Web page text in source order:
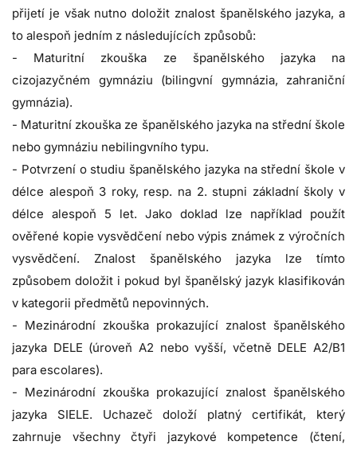
přijetí je však nutno doložit znalost španělského jazyka, a
to alespoň jedním z následujících způsobů:
- Maturitní zkouška ze španělského jazyka na
cizojazyčném gymnáziu (bilingvní gymnázia, zahraniční
gymnázia).
- Maturitní zkouška ze španělského jazyka na střední škole
nebo gymnáziu nebilingvního typu.
- Potvrzení o studiu španělského jazyka na střední škole v
délce alespoň 3 roky, resp. na 2. stupni základní školy v
délce alespoň 5 let. Jako doklad lze například použít
ověřené kopie vysvědčení nebo výpis známek z výročních
vysvědčení. Znalost španělského jazyka lze tímto
způsobem doložit i pokud byl španělský jazyk klasifikován
v kategorii předmětů nepovinných.
- Mezinárodní zkouška prokazující znalost španělského
jazyka DELE (úroveň A2 nebo vyšší, včetně DELE A2/B1
para escolares).
- Mezinárodní zkouška prokazující znalost španělského
jazyka SIELE. Uchazeč doloží platný certifikát, který
zahrnuje všechny čtyři jazykové kompetence (čtení,